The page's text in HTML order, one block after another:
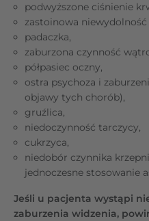
podwyższone ciśnienie
zastoinowa niewydolność
padaczka,
zaburzona czynność
półpasiec oczny,
ostra psychoza i
objawy tych chorób),
gruźlica,
niedoczynność tarczycy,
cukrzyca,
niedobór czynnika
jednoczesne stosowanie
Jeśli u pacjenta wystąpi
zaburzenia widzenia,